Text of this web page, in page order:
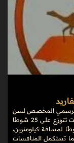
الرسمي المخصص لسن
المفاريد، بمشاركة واسعة من المطايا، ضمن منافسات تتوزع على 25 شوطًا
مختلفة. وتتضمن منافسات السباق 16 شوطًا لمسافة كيلومترين،
للقعدان، فيما تستكمل المنافسات